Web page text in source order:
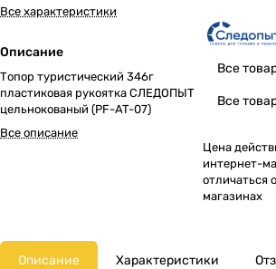
Все характеристики
Описание
Топор туристический 346г
пластиковая рукоятка СЛЕДОПЫТ
цельнокованый (PF-AT-07)
Все описание
Все
Все
Цена
интернет-
отличаться
магазинах
Описание Характеристики